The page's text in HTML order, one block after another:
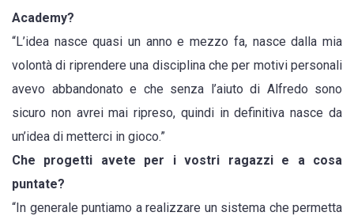
Academy?
“L’idea nasce quasi un anno e mezzo fa, nasce dalla mia
volontà di riprendere una disciplina che per motivi personali
avevo abbandonato e che senza l’aiuto di Alfredo sono
sicuro non avrei mai ripreso, quindi in definitiva nasce da
un’idea di metterci in gioco.”
Che progetti avete per i vostri ragazzi e a cosa
puntate?
“In generale puntiamo a realizzare un sistema che permetta